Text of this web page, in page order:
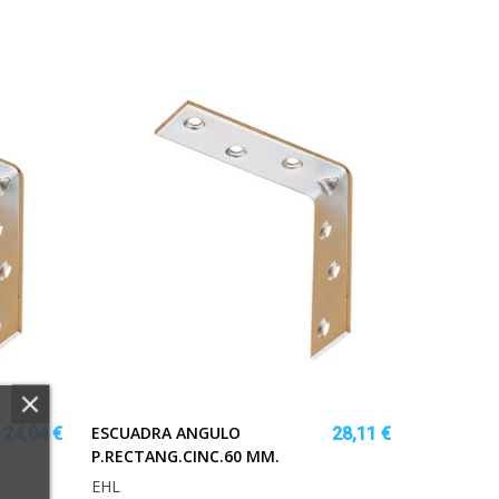
24,04 €
ESCUADRA ANGULO
P.RECTANG.CINC.60 MM.
28,11 €
EHL